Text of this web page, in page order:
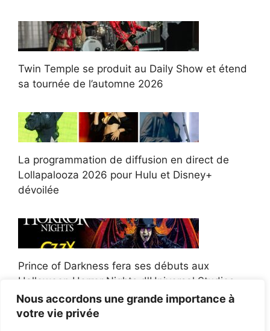
Nous accordons une grande importance à
votre vie privée
Twin Temple se produit au Daily Show et étend
sa tournée de l’automne 2026
La programmation de diffusion en direct de
Lollapalooza 2026 pour Hulu et Disney+
dévoilée
Prince of Darkness fera ses débuts aux
Halloween Horror Nights d'Universal Studios